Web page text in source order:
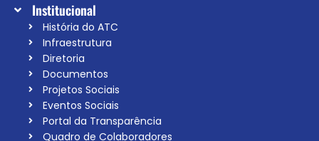
Institucional
História do ATC
Infraestrutura
Diretoria
Documentos
Projetos Sociais
Eventos Sociais
Portal da Transparência
Quadro de Colaboradores